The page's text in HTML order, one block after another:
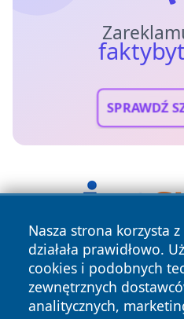
SPRAWDŹ
Nasza strona korzysta
działała prawidłowo.
cookies i podobnych
zewnętrznych
analitycznych,